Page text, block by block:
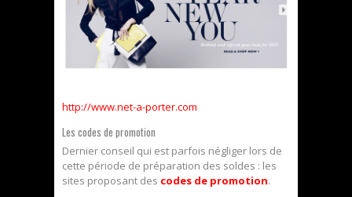
http://www.net-a-porter.com
Les codes de promotion
Dernier conseil qui est parfois négliger lors de
cette période de préparation des soldes : les
sites proposant des codes de promotion.